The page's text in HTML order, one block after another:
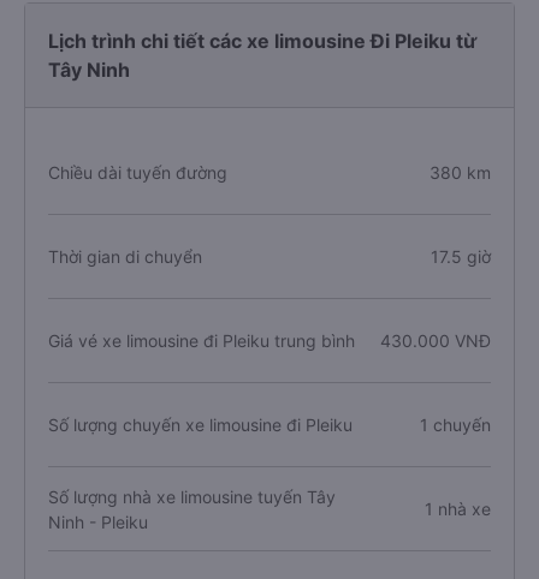
Lịch trình chi tiết các xe limousine Đi Pleiku từ
Tây Ninh
Chiều dài tuyến đường 380 km
Thời gian di chuyển 17.5 giờ
Giá vé xe limousine đi Pleiku trung bình 430.000 VNĐ
Số lượng chuyến xe limousine đi Pleiku 1 chuyến
Số lượng nhà xe limousine tuyến Tây
Ninh - Pleiku
1 nhà xe